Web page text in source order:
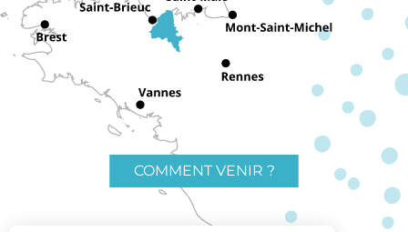
COMMENT VENIR ?